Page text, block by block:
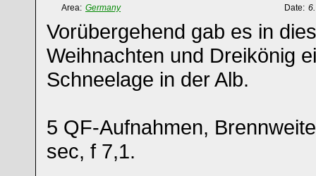
Area: Germany Date:
Vorübergehend gab es in
Weihnachten und Dreikönig
Schneelage in der Alb.
5 QF-Aufnahmen,
sec, f 7,1.